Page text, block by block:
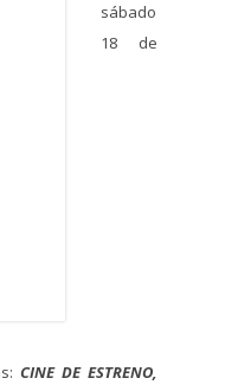
sábado
18 de
CINE DE ESTRENO,